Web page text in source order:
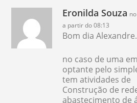
Eronilda Souza
a partir do 08:13
Bom dia Alexandre.
no caso de uma
optante pelo
tem atividades de
Construção de
abastecimento de